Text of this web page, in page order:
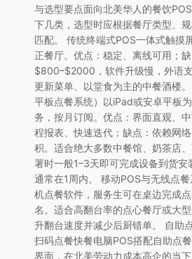
与选型要点面向北美华人的餐饮
下几类，选型时应根据餐厅类型、
匹配。 传统终端式POS一体式触摸
正餐厅。优点：稳定、离线可用；
$800–$2000，软件升级慢，外语
更新菜单、以堂食为主的中餐酒楼
平板点餐系统）以iPad或安卓平板
务，按月订阅。优点：界面直观、
程报表、快速迭代；缺点：依赖网
积。适合绝大多数中餐馆、奶茶店
署时一般1–3天即可完成设备到货安
通常在1周内。 移动POS与无线点
机点餐软件，服务生可在桌边完成
名。适合高翻台率的点心餐厅或大
升翻台速度并减少后厨错单。 自助
扫码点餐快餐电脑POS搭配自助点
界面，在北美劳动力成本高企的当